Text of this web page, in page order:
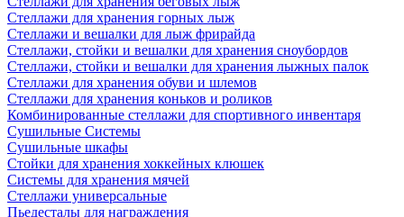
Стеллажи для хранения горных лыж
Стеллажи и вешалки для лыж фрирайда
Стеллажи, стойки и вешалки для хранения сноубордов
Стеллажи, стойки и вешалки для хранения лыжных палок
Стеллажи для хранения обуви и шлемов
Стеллажи для хранения коньков и роликов
Комбинированные стеллажи для спортивного инвентаря
Сушильные Системы
Сушильные шкафы
Стойки для хранения хоккейных клюшек
Системы для хранения мячей
Стеллажи универсальные
Пьедесталы для награждения